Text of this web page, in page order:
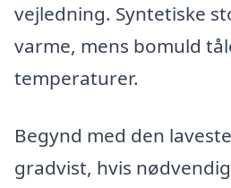
vejledning. Syntetiske
varme, mens bomuld
temperaturer.
Begynd med den
gradvist, hvis